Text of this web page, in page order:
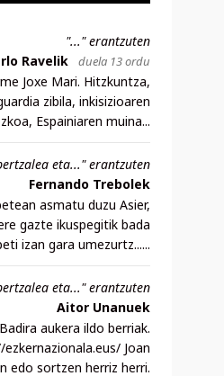
"..." erantzuten
Ravelik
duela 13 ordu
Joxe Mari. Hitzkuntza,
zibila, inkisizioaren
Espainiaren muina...
eta..." erantzuten
Fernando Trebolek
asmatu duzu Asier,
gazte ikuspegitik bada
izan gara umezurtz......
eta..." erantzuten
Aitor Unanuek
Badira aukera ildo berriak.
Joan
edo sortzen herriz herri.